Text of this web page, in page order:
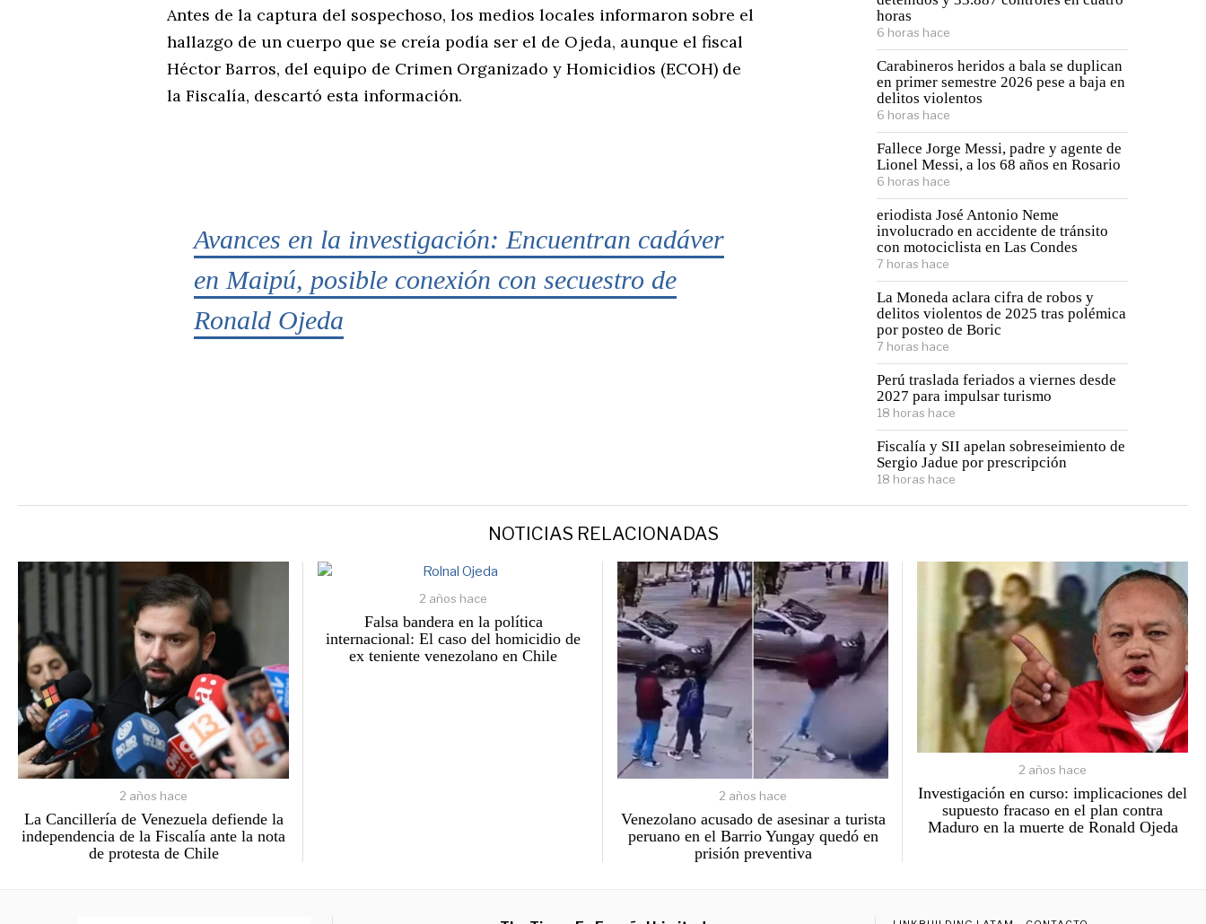
Antes de la captura del sospechoso, los medios locales informaron sobre el
hallazgo de un cuerpo que se creía podía ser el de Ojeda, aunque el fiscal
Héctor Barros, del equipo de Crimen Organizado y Homicidios (ECOH) de
la Fiscalía, descartó esta información.
Avances en la investigación: Encuentran cadáver
en Maipú, posible conexión con secuestro de
Ronald Ojeda
horas
6 horas hace
Carabineros heridos a bala se duplican
en primer semestre 2026 pese a baja en
delitos violentos
6 horas hace
Fallece Jorge Messi, padre y agente de
Lionel Messi, a los 68 años en Rosario
6 horas hace
eriodista José Antonio Neme
involucrado en accidente de tránsito
con motociclista en Las Condes
7 horas hace
La Moneda aclara cifra de robos y
delitos violentos de 2025 tras polémica
por posteo de Boric
7 horas hace
Perú traslada feriados a viernes desde
2027 para impulsar turismo
18 horas hace
Fiscalía y SII apelan sobreseimiento de
Sergio Jadue por prescripción
18 horas hace
NOTICIAS RELACIONADAS
2 años hace
La Cancillería de Venezuela defiende la
independencia de la Fiscalía ante la nota
de protesta de Chile
2 años hace
Falsa bandera en la política
internacional: El caso del homicidio de
ex teniente venezolano en Chile
2 años hace
Venezolano acusado de asesinar a turista
peruano en el Barrio Yungay quedó en
prisión preventiva
2 años hace
Investigación en curso: implicaciones del
supuesto fracaso en el plan contra
Maduro en la muerte de Ronald Ojeda